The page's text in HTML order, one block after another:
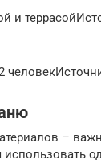
и
–
использовать